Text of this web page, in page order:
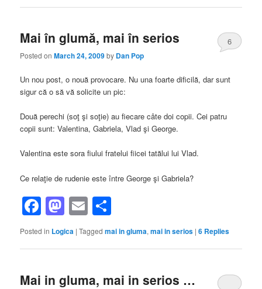
Mai în glumă, mai în serios
Posted onMarch 24, 2009by Dan Pop
6
Un nou post, o nouă provocare. Nu una foarte dificilă, dar sunt
sigur că o să vă solicite un pic:
Două perechi (soţ şi soţie) au fiecare câte doi copii. Cei patru
copii sunt: Valentina, Gabriela, Vlad şi George.
Valentina este sora fiului fratelui fiicei tatălui lui Vlad.
Ce relaţie de rudenie este între George şi Gabriela?
Facebook
Mastodon
Email
Posted in Logica |Tagged mai in gluma,mai in serios |6 Replies
Mai in gluma, mai in serios …